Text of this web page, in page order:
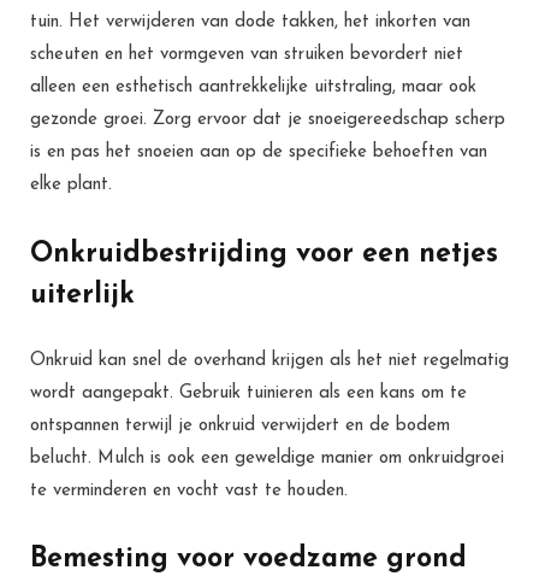
tuin. Het verwijderen van dode takken, het inkorten van
scheuten en het vormgeven van struiken bevordert niet
alleen een esthetisch aantrekkelijke uitstraling, maar ook
gezonde groei. Zorg ervoor dat je snoeigereedschap scherp
is en pas het snoeien aan op de specifieke behoeften van
elke plant.
Onkruidbestrijding voor een netjes
uiterlijk
Onkruid kan snel de overhand krijgen als het niet regelmatig
wordt aangepakt. Gebruik tuinieren als een kans om te
ontspannen terwijl je onkruid verwijdert en de bodem
belucht. Mulch is ook een geweldige manier om onkruidgroei
te verminderen en vocht vast te houden.
Bemesting voor voedzame grond